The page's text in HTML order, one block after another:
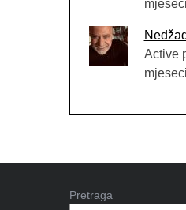
Active
Pretraga